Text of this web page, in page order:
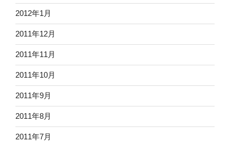
2012年1月
2011年12月
2011年11月
2011年10月
2011年9月
2011年8月
2011年7月